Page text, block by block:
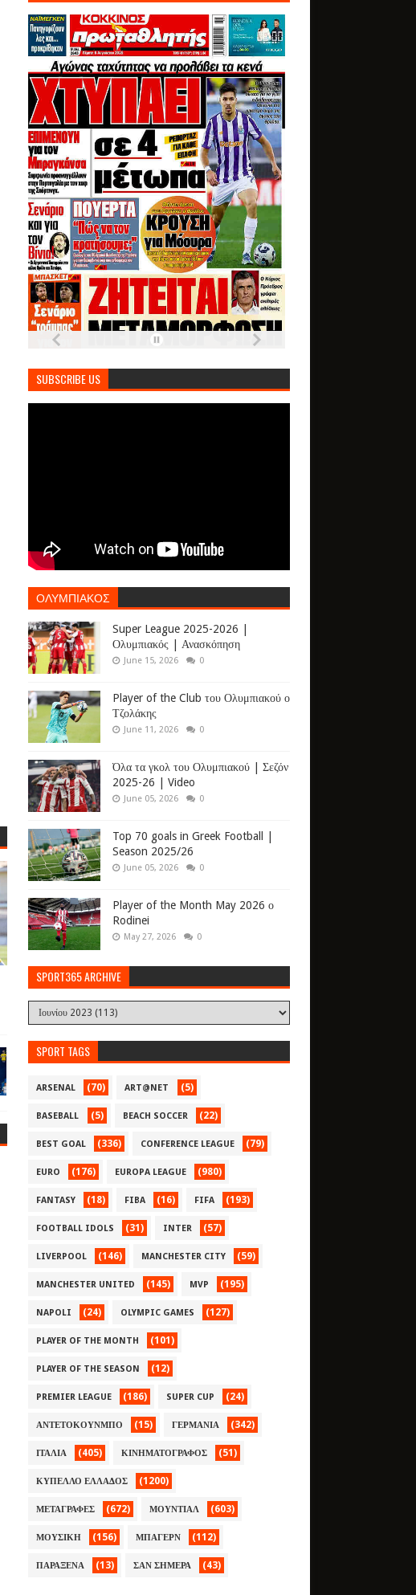
SUBSCRIBE US
ΟΛΥΜΠΙΑΚΟΣ
Super League 2025-2026 |
Ολυμπιακός | Ανασκόπηση
June 15, 2026 0
Player of the Club του Ολυμπιακού ο
Τζολάκης
June 11, 2026 0
Όλα τα γκολ του Ολυμπιακού | Σεζόν
2025-26 | Video
June 05, 2026 0
Top 70 goals in Greek Football |
Season 2025/26
June 05, 2026 0
Player of the Month May 2026 ο
Rodinei
May 27, 2026 0
SPORT365 ARCHIVE
SPORT TAGS
ARSENAL (70) ART@NET (5)
BASEBALL (5) BEACH SOCCER (22)
BEST GOAL (336) CONFERENCE LEAGUE (79)
EURO (176) EUROPA LEAGUE (980)
FANTASY (18) FIBA (16) FIFA (193)
FOOTBALL IDOLS (31) INTER (57)
LIVERPOOL (146) MANCHESTER CITY (59)
MANCHESTER UNITED (145) MVP (195)
NAPOLI (24) OLYMPIC GAMES (127)
PLAYER OF THE MONTH (101)
PLAYER OF THE SEASON (12)
PREMIER LEAGUE (186) SUPER CUP (24)
ΑΝΤΕΤΟΚΟΥΝΜΠΟ (15) ΓΕΡΜΑΝΙΑ (342)
ΙΤΑΛΙΑ (405) ΚΙΝΗΜΑΤΟΓΡΑΦΟΣ (51)
ΚΥΠΕΛΛΟ ΕΛΛΑΔΟΣ (1200)
ΜΕΤΑΓΡΑΦΕΣ (672) ΜΟΥΝΤΙΑΛ (603)
ΜΟΥΣΙΚΗ (156) ΜΠΑΓΕΡΝ (112)
ΠΑΡΑΞΕΝΑ (13) ΣΑΝ ΣΗΜΕΡΑ (43)